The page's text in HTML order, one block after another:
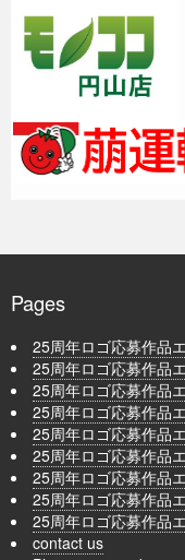
Pages
25周年ロゴ応募作品
25周年ロゴ応募作品
25周年ロゴ応募作品
25周年ロゴ応募作品
25周年ロゴ応募作品
25周年ロゴ応募作品
25周年ロゴ応募作品
25周年ロゴ応募作品
25周年ロゴ応募作品
contact us